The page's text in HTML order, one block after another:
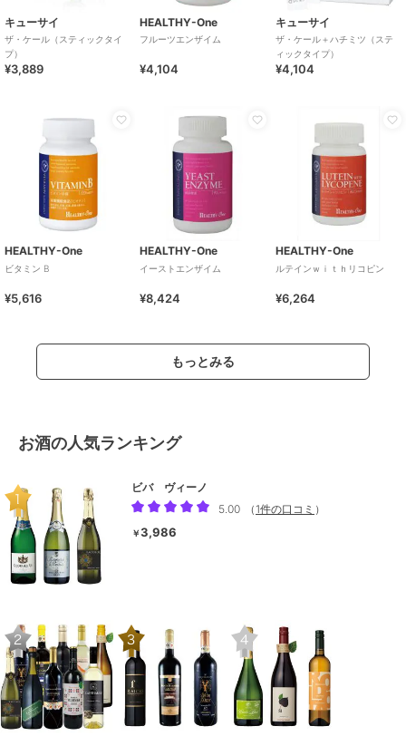
キューサイ
ザ・ケール（スティックタイ
プ）
¥3,889
HEALTHY-One
フルーツエンザイム
¥4,104
キューサイ
ザ・ケール＋ハチミツ（ステ
ィックタイプ）
¥4,104
HEALTHY-One
ビタミン B
¥5,616
HEALTHY-One
イーストエンザイム
¥8,424
HEALTHY-One
ルテインｗｉｔｈリコピン
¥6,264
もっとみる
お酒の人気ランキング
ビバ ヴィーノ
5.00
（ 1件の口コミ ）
￥3,986